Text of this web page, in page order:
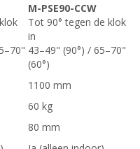
M-PSE90-CCW
Tot 90° tegen de klok
in
43–49" (90°) / 65–70"
(60°)
1100 mm
60 kg
80 mm